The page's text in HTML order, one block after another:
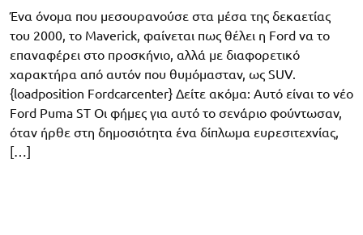
Ένα όνομα που μεσουρανούσε στα μέσα της δεκαετίας
του 2000, το Maverick, φαίνεται πως θέλει η Ford να το
επαναφέρει στο προσκήνιο, αλλά με διαφορετικό
χαρακτήρα από αυτόν που θυμόμασταν, ως SUV.
{loadposition Fordcarcenter} Δείτε ακόμα: Αυτό είναι το νέο
Ford Puma ST Οι φήμες για αυτό το σενάριο φούντωσαν,
όταν ήρθε στη δημοσιότητα ένα δίπλωμα ευρεσιτεχνίας,
[…]